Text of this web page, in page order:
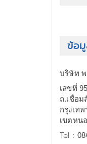
ข้อ
บริษัท พ
เลขที่
ถ.เชื่อ
กรุงเทพ
เขตหน
Tel :